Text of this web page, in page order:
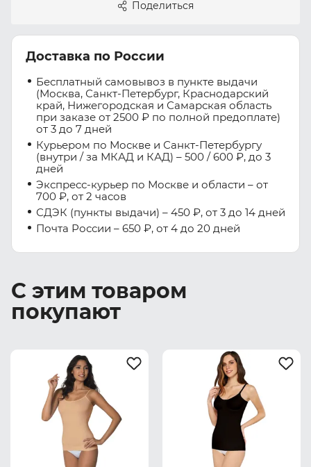
Поделиться
Доставка по России
Бесплатный самовывоз в пункте выдачи
(Москва, Санкт-Петербург, Краснодарский
край, Нижегородская и Самарская область
при заказе от 2500 ₽ по полной предоплате)
от 3 до 7 дней
Курьером по Москве и Санкт-Петербургу
(внутри / за МКАД и КАД) – 500 / 600 ₽, до 3
дней
Экспресс-курьер по Москве и области – от
700 ₽, от 2 часов
СДЭК (пункты выдачи) – 450 ₽, от 3 до 14 дней
Почта России – 650 ₽, от 4 до 20 дней
С этим товаром
покупают